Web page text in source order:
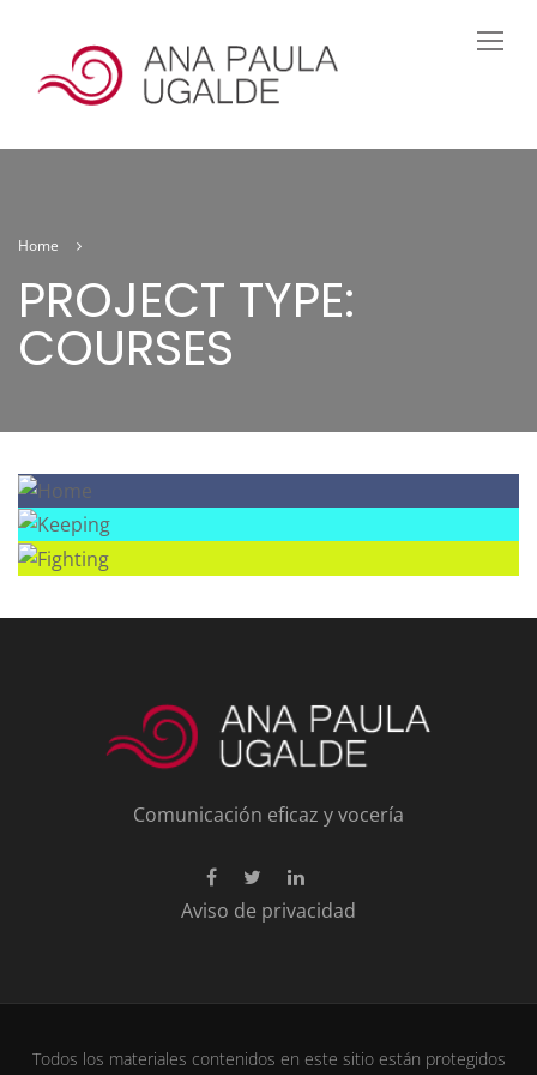
Home
PROJECT TYPE:
COURSES
Comunicación eficaz y vocería
Aviso de privacidad
Todos los materiales contenidos en este sitio están protegidos